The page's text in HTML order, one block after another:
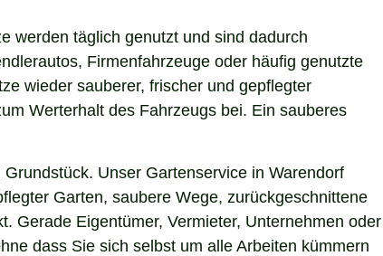
werden täglich genutzt und sind dadurch
Firmenfahrzeuge oder häufig genutzte
wieder sauberer, frischer und gepflegter
Werterhalt des Fahrzeugs bei. Ein sauberes
Unser Gartenservice in Warendorf
Garten, saubere Wege, zurückgeschnittene
Gerade Eigentümer, Vermieter, Unternehmen oder
dass Sie sich selbst um alle Arbeiten kümmern